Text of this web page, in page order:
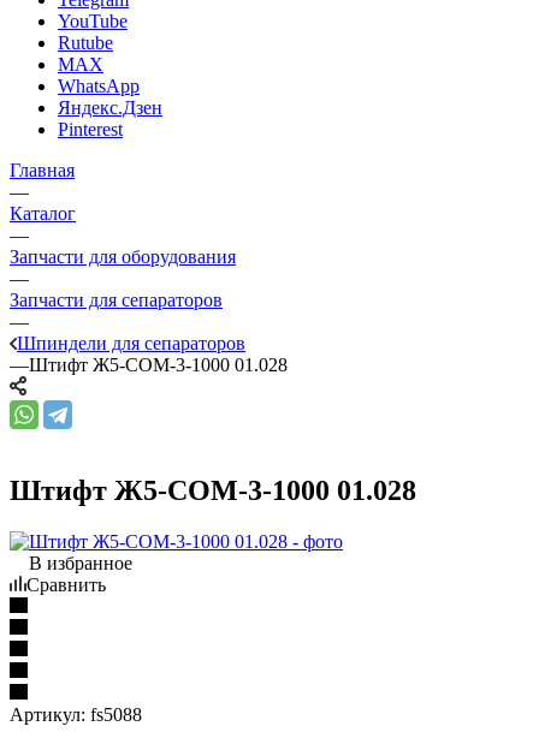
YouTube
Rutube
MAX
WhatsApp
Яндекс.Дзен
Pinterest
Главная
—
Каталог
—
Запчасти для оборудования
—
Запчасти для сепараторов
—
Шпиндели для сепараторов
—Штифт Ж5-СОМ-3-1000 01.028
Штифт Ж5-СОМ-3-1000 01.028
В избранное
Сравнить
Артикул: fs5088